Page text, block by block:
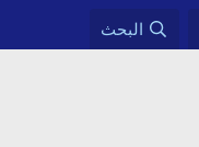
البحث